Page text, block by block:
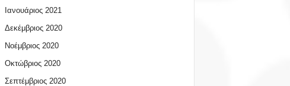
Ιανουάριος 2021
Δεκέμβριος 2020
Νοέμβριος 2020
Οκτώβριος 2020
Σεπτέμβριος 2020